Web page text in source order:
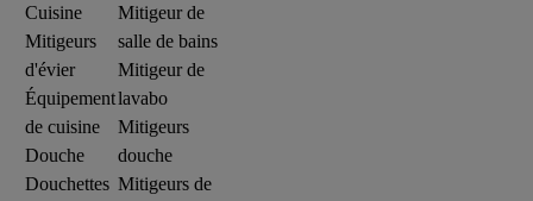
Cuisine
Mitigeurs
d'évier
Équipement
de cuisine
Douche
Douchettes
Mitigeur de
salle de bains
Mitigeur de
lavabo
Mitigeurs
douche
Mitigeurs de